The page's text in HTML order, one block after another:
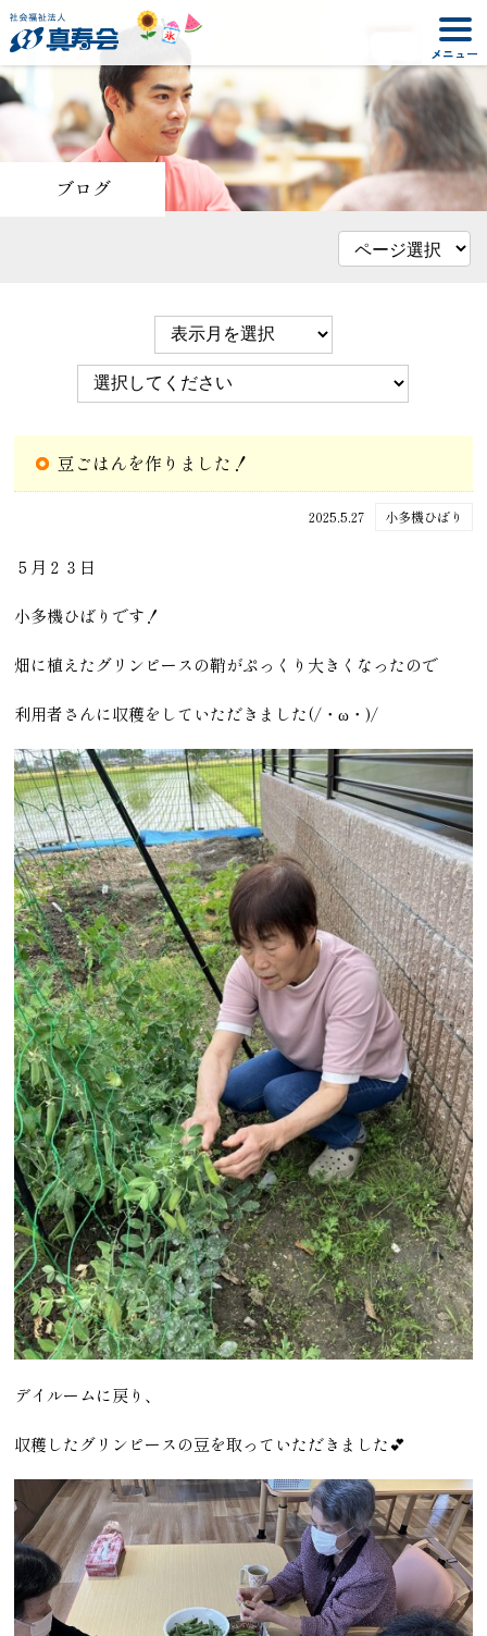
ブログ
豆ごはんを作りました！
2025.5.27 小多機ひばり
５月２３日
小多機ひばりです！
畑に植えたグリンピースの鞘がぷっくり大きくなったので
利用者さんに収穫をしていただきました(/・ω・)/
デイルームに戻り、
収穫したグリンピースの豆を取っていただきました💕